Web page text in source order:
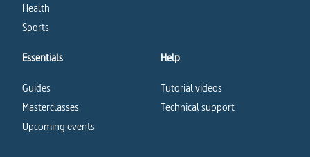
Health
Sports
Essentials
Guides
Masterclasses
Upcoming events
Help
Tutorial videos
Technical support